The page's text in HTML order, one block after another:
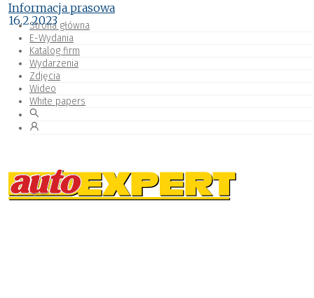
Strona główna
E-Wydania
Katalog firm
Wydarzenia
Zdjęcia
Wideo
White papers
Informacja prasowa
16.2.2023